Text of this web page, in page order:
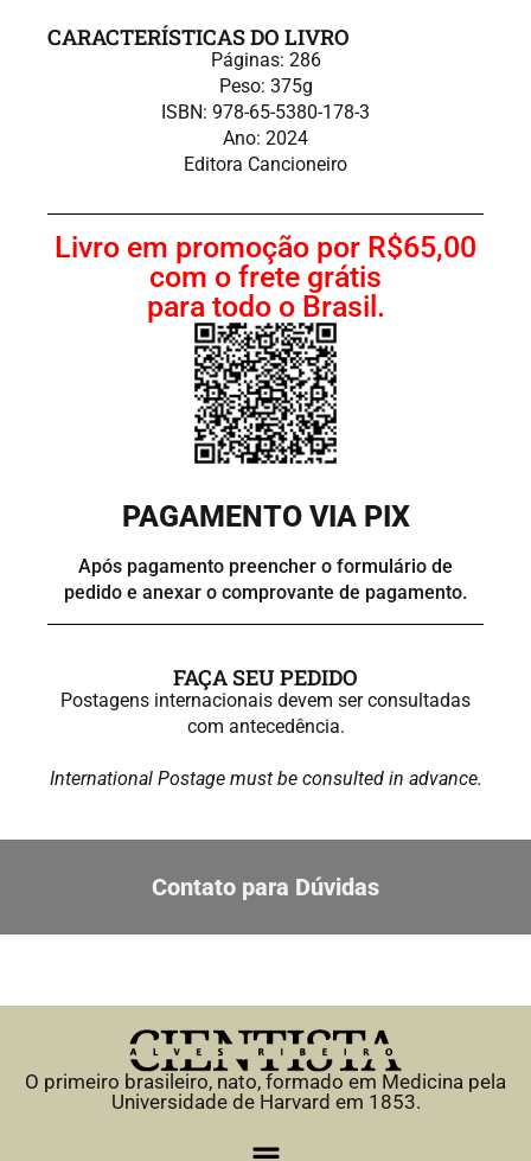
CARACTERÍSTICAS DO LIVRO
Páginas: 286
Peso: 375g
ISBN: 978-65-5380-178-3
Ano: 2024
Editora Cancioneiro
Livro em promoção por R$65,00
com o frete grátis
para todo o Brasil.
PAGAMENTO VIA PIX
Após pagamento preencher o formulário de
pedido e anexar o comprovante de pagamento.
FAÇA SEU PEDIDO
Postagens internacionais devem ser consultadas
com antecedência.
International Postage must be consulted in advance.
Contato para Dúvidas
O primeiro brasileiro, nato, formado em Medicina pela
Universidade de Harvard em 1853.